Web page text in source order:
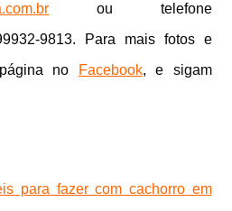
ou telefone
9813. Para mais fotos e
no
Facebook, e sigam
para fazer com cachorro em